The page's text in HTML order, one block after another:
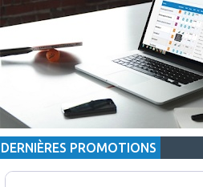
DERNIÈRES PROMOTIONS